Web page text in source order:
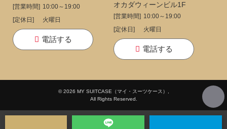
[営業時間] 10:00～19:00
[定休日]
火曜日
電話する
オカダウィーンビル1F
[営業時間] 10:00～19:00
[定休日]
火曜日
電話する
© 2026 MY SUITCASE（マイ・スーツケース）,
All Rights Reserved.